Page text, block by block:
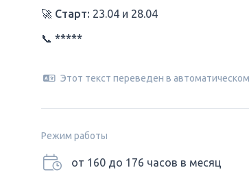
🚀 Старт: 23.04 и 28.04
📞 *****
Этот текст переведен в
Режим работы
от 160 до 176 часов в месяц